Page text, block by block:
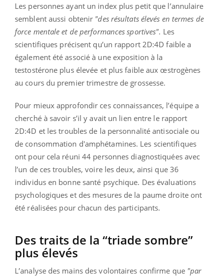
Les personnes ayant un index plus petit que l’annulaire
semblentaussi obtenir "des résultats élevés en termes de
force mentale et de performances sportives". Les
scientifiques précisent qu’un rapport 2D:4D faible a
également été associé à une exposition à la
testostérone plus élevée et plus faible aux œstrogènes
au cours du premier trimestre de grossesse.
Pour mieux approfondir cesconnaissances, l’équipe a
cherché à savoir s’il y avait un lien entre le rapport
2D:4D et les troubles de la personnalité antisociale ou
de consommation d'amphétamines. Les scientifiques
ont pour cela réuni 44 personnes diagnostiquées avec
l’un de ces troubles, voire les deux, ainsi que 36
individus en bonne santé psychique. Des évaluations
psychologiques et des mesures de la paume droite ont
été réalisées pour chacun des participants.
Des traits de la “triade sombre”
plus élevés
L’analyse des mains des volontaires confirme que "par